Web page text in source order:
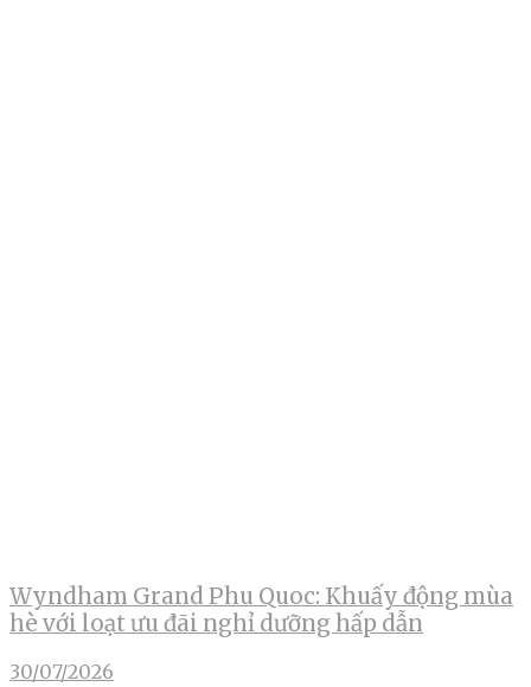
Wyndham Grand Phu Quoc: Khuấy động mùa
hè với loạt ưu đãi nghỉ dưỡng hấp dẫn
30/07/2026